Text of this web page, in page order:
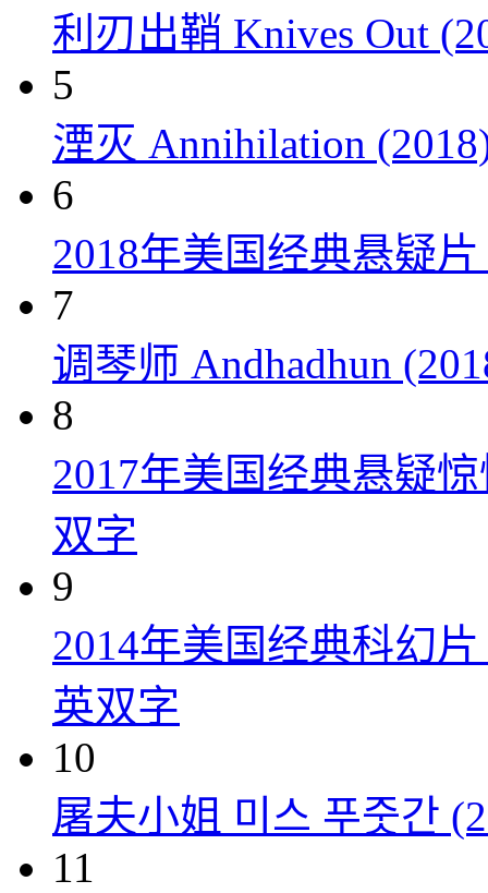
利刃出鞘 Knives Out
5
湮灭 Annihilation
6
2018年美国经典悬疑
7
调琴师 Andhadhun
8
2017年美国经典悬疑
双字
9
2014年美国经典科幻
英双字
10
屠夫小姐 미스 푸줏간
11